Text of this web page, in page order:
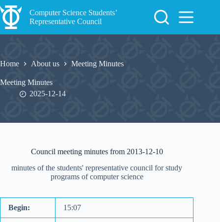
Skip
to
content
Computer Science Students’
Representative Council
Home About us Meeting Minutes
Meeting Minutes
2025-12-14
Council meeting minutes from 2013-12-10
minutes of the students' representative council for study
programs of computer science
Begin: 15:07